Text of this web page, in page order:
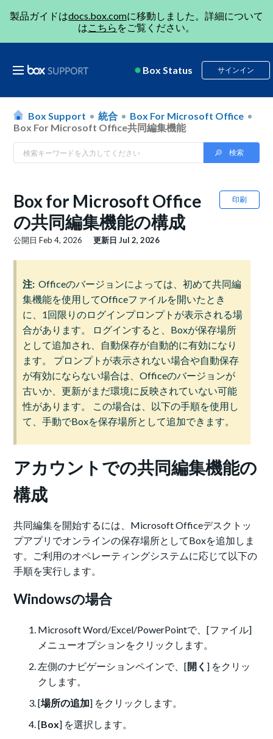
製品ガイドはdocs.box.comに移動しました。詳細について
はこちら をご覧ください。
Box Status サインイン
Box Support 統合
Box For Microsoft Office
Box For Microsoft Office共同編集機能
印刷
Box for Microsoft Office
の共同編集機能の構成
公開日Feb 4, 2026 更新日Jul 2, 2026
注: Officeのバージョンによっては、初めて共同編
集機能を使用してOfficeファイルを開いたとき
に、1回限りのログインプロンプトが表示される場
合があります。 ログインすると、Boxが保存場所
として追加され、自動保存が自動的に有効になり
ます。 プロンプトが表示されない場合や自動保存
が有効にならない場合は、Officeのバージョンが
古いか、更新がまだ環境に反映されていない可能
性があります。 この場合は、以下の手順を使用し
て、手動でBoxを保存場所として追加できます。
アカウントでの共同編集機能の
構成
共同編集を開始するには、Microsoft Officeデスクトッ
プアプリでオンラインの保存場所としてBoxを追加しま
す。ご利用のオペレーティングシステムに応じて以下の
手順を実行します。
Windowsの場合
Microsoft Word/Excel/PowerPointで、[ファイル]
メニューオプションをクリックします。
左側のナビゲーションペインで、[開く ] をクリッ
クします。
[場所の追加] をクリックします。
[Box] を選択します。